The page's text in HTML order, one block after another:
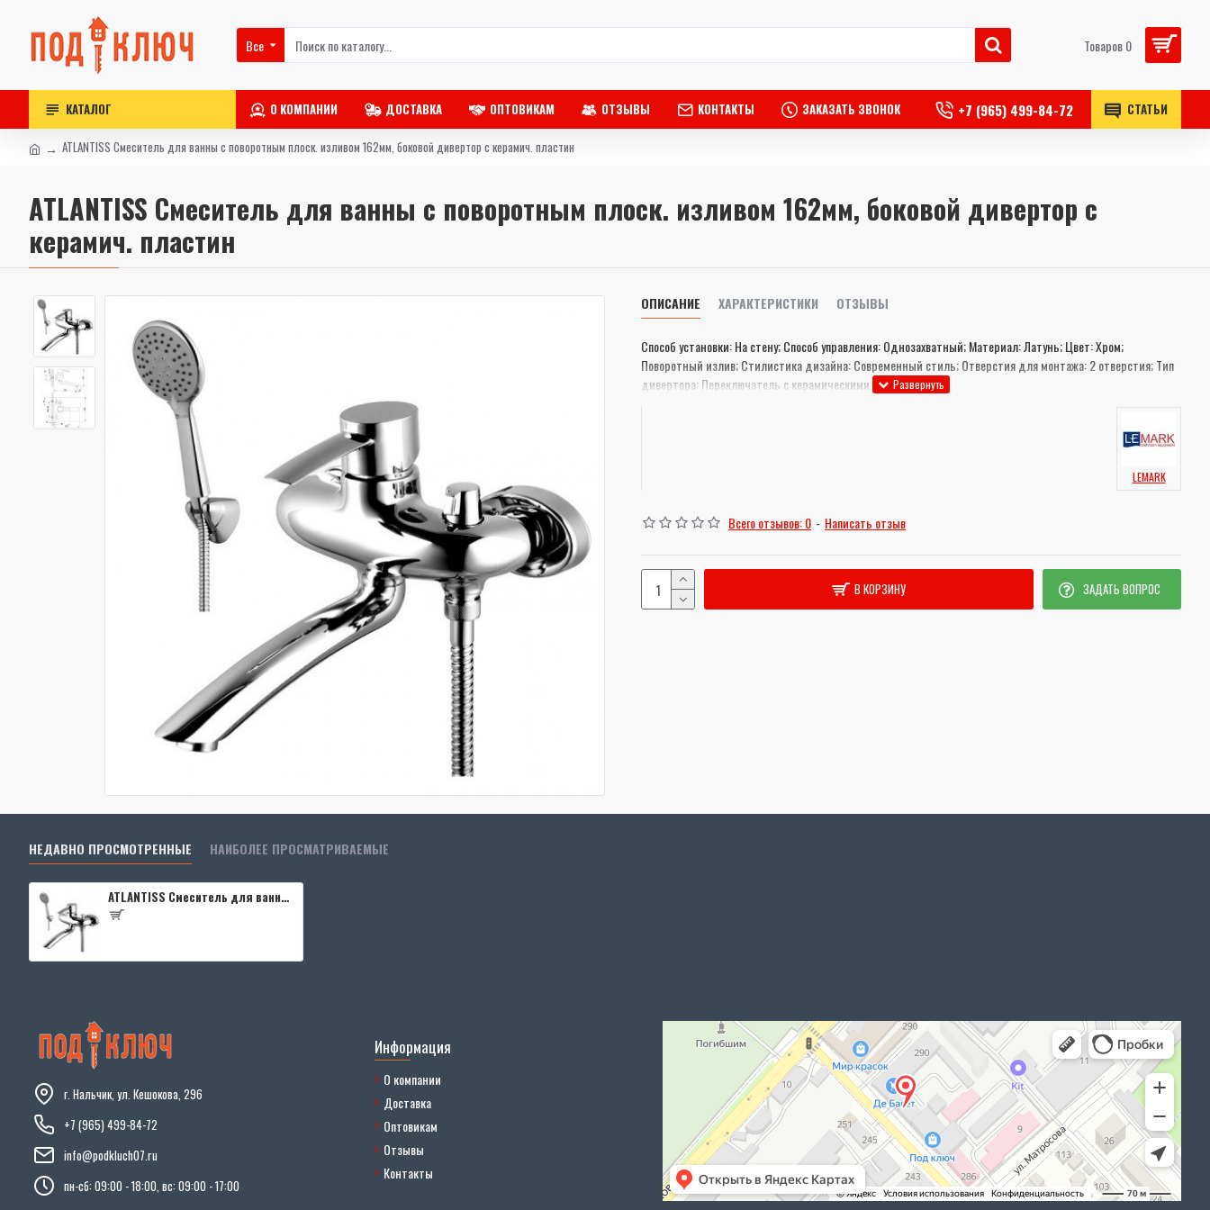
Все Товаров 0
КАТАЛОГ О КОМПАНИИ ДОСТАВКА ОПТОВИКАМ ОТЗЫВЫ КОНТАКТЫ ЗАКАЗАТЬ ЗВОНОК +7 (965) 499-84-72 СТАТЬИ
ATLANTISS Смеситель для ванны с поворотным плоск. изливом 162мм, боковой дивертор с керамич. пластин
ATLANTISS Смеситель для ванны с поворотным плоск. изливом 162мм, боковой дивертор с
керамич. пластин
ОПИСАНИЕ ХАРАКТЕРИСТИКИ ОТЗЫВЫ
Способ установки: На стену; Способ управления: Однозахватный; Материал: Латунь; Цвет: Хром;
Поворотный излив; Стилистика дизайна: Современный стиль; Отверстия для монтажа: 2 отверстия; Тип
дивертора: Переключатель с керамическими пластинами
LEMARK
Всего отзывов: 0 - Написать отзыв
В КОРЗИНУ ЗАДАТЬ ВОПРОС
НЕДАВНО ПРОСМОТРЕННЫЕ НАИБОЛЕЕ ПРОСМАТРИВАЕМЫЕ
ATLANTISS Смеситель для ванны с поворотным плоск. изливом 162мм, боковой дивертор с керамич. пластин
г. Нальчик, ул. Кешокова, 296
+7 (965) 499-84-72
info@podkluch07.ru
пн-сб: 09:00 - 18:00, вс: 09:00 - 17:00
Информация
О компании
Доставка
Оптовикам
Отзывы
Контакты